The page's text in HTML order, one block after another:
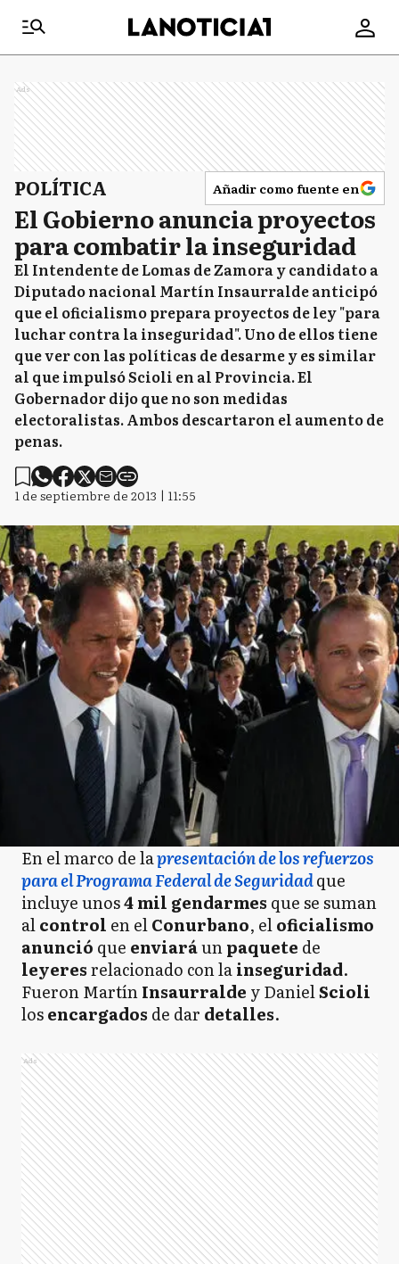
Ads
POLÍTICA Añadir como fuente en
El Gobierno anuncia proyectos
para combatir la inseguridad
El Intendente de Lomas de Zamora y candidato a
Diputado nacional Martín Insaurralde anticipó
que el oficialismo prepara proyectos de ley "para
luchar contra la inseguridad". Uno de ellos tiene
que ver con las políticas de desarme y es similar
al que impulsó Scioli en al Provincia. El
Gobernador dijo que no son medidas
electoralistas. Ambos descartaron el aumento de
penas.
1 de septiembre de 2013 | 11:55
En el marco de lapresentación de los refuerzos
para el Programa Federal de Seguridadque
incluye unos4 mil gendarmes que se suman
alcontrol en elConurbano, eloficialismo
anunció que enviaráunpaquete de
leyeresrelacionado con lainseguridad.
Fueron MartínInsaurralde y DanielScioli
losencargados de dar detalles.
Ads